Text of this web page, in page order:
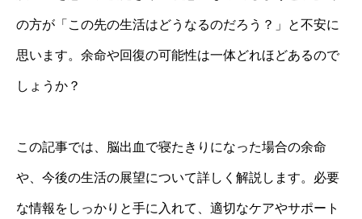
の方が「この先の生活はどうなるのだろう？」と不安に
思います。余命や回復の可能性は一体どれほどあるので
しょうか？
この記事では、脳出血で寝たきりになった場合の余命
や、今後の生活の展望について詳しく解説します。必要
な情報をしっかりと手に入れて、適切なケアやサポート